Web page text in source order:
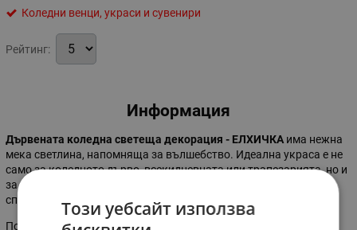
Коледни венци, украси и сувенири
Рейтинг:
Информация
Дървената коледна светеща декорация - ЕЛХИЧКАима нежна
мека светлина, напомняща за вълшебство. Идеална украса е не
само за коледното дърво, всекидневната или трапезарията, но и
за детската стая. Нежната топла светлина ще допренесе за
спокойни и вълшебни сънища при най-малките.
Подарете си магия в празничните дни!
Този уебсайт използва